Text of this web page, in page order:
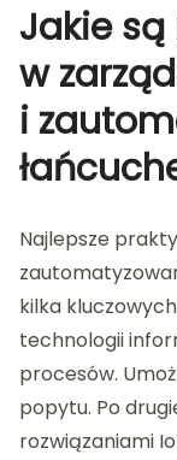
Jakie
w
i
Najlepsze
kilka
technologii
procesów.
popytu. Po
rozwiązaniami